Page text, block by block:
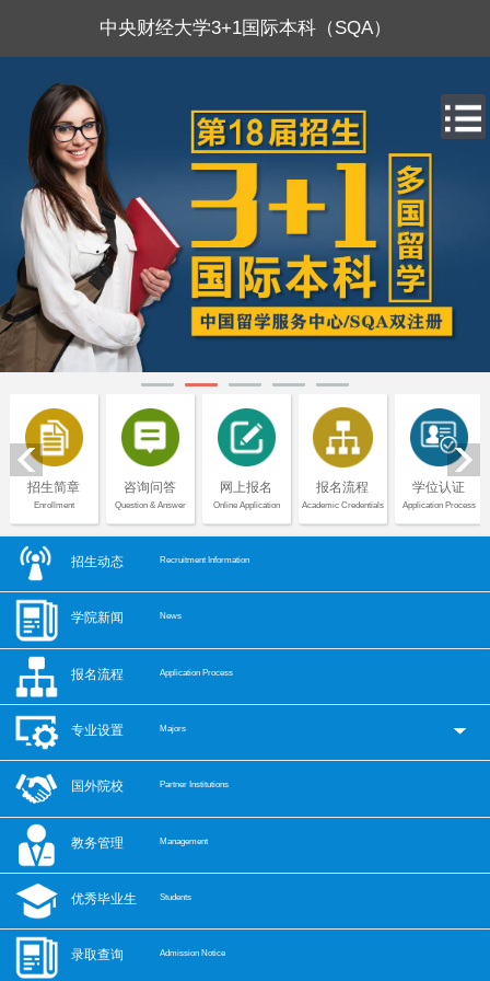
中央财经大学3+1国际本科（SQA）
招生简章
Enrollment
咨询问答
Question & Answer
网上报名
Online Application
报名流程
Academic Credentials
学位认证
Application Process
招生动态 Recruitment Information
学院新闻 News
报名流程 Application Process
专业设置 Majors
国外院校 Partner Institutions
教务管理 Management
优秀毕业生 Students
录取查询 Admission Notice